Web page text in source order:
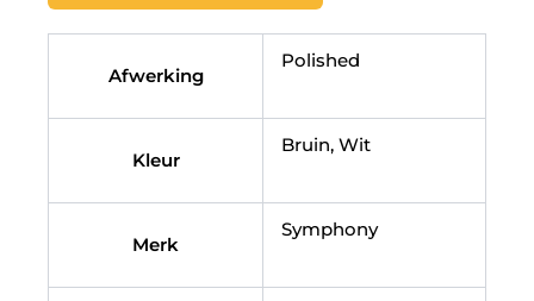
Afwerking
Polished
Kleur
Bruin, Wit
Merk
Symphony